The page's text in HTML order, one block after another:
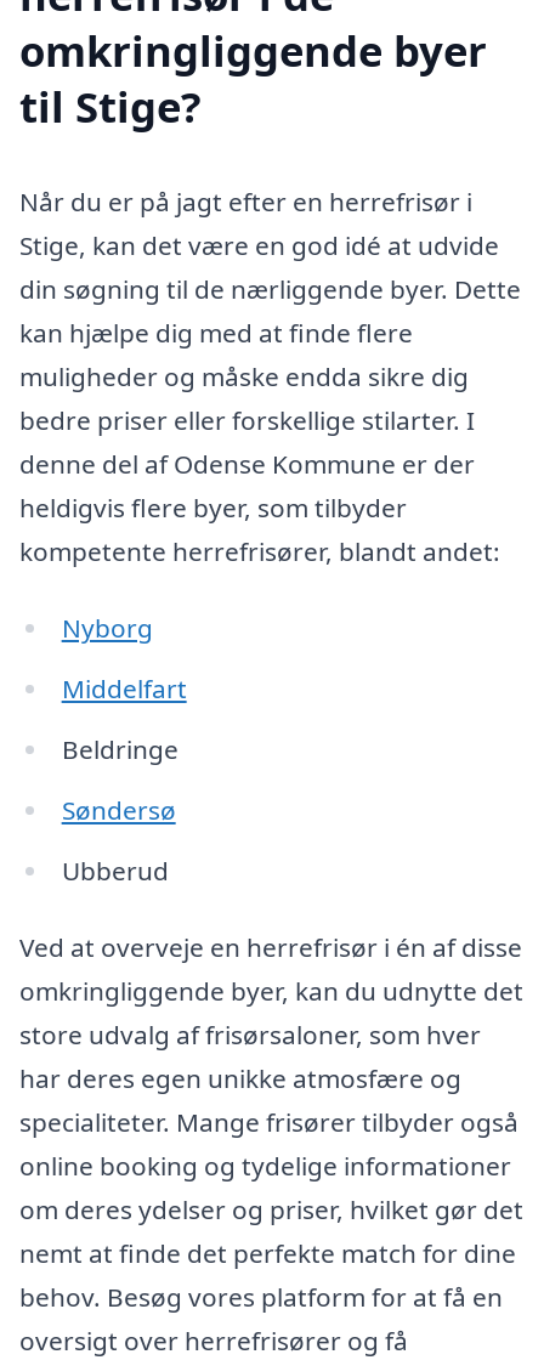
omkringliggende byer
til Stige?
Når du er på jagt efter en herrefrisør i
Stige, kan det være en god idé at udvide
din søgning til de nærliggende byer. Dette
kan hjælpe dig med at finde flere
muligheder og måske endda sikre dig
bedre priser eller forskellige stilarter. I
denne del af Odense Kommune er der
heldigvis flere byer, som tilbyder
kompetente herrefrisører, blandt andet:
Nyborg
Middelfart
Beldringe
Søndersø
Ubberud
Ved at overveje en herrefrisør i én af disse
omkringliggende byer, kan du udnytte det
store udvalg af frisørsaloner, som hver
har deres egen unikke atmosfære og
specialiteter. Mange frisører tilbyder også
online booking og tydelige informationer
om deres ydelser og priser, hvilket gør det
nemt at finde det perfekte match for dine
behov. Besøg vores platform for at få en
oversigt over herrefrisører og få